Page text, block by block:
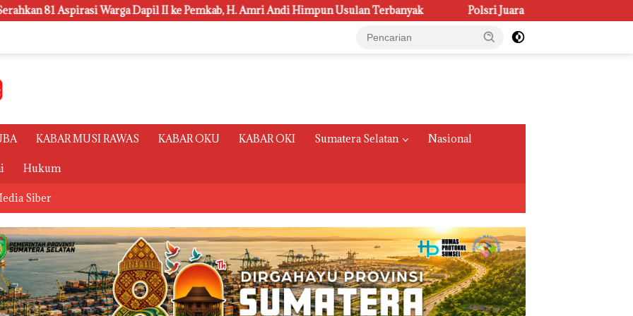
Dapil II ke Pemkab, H. Amri Andi Himpun Usulan Terbanyak Polsri Juara Umum PORSENI XV, Raih 60 Medali dan Ukir
KABAR MUSI RAWAS KABAR OKU KABAR OKI Sumatera Selatan Nasional
Hukum
Siber